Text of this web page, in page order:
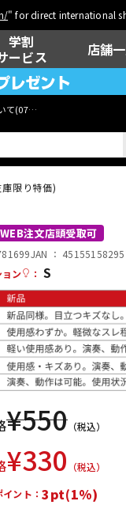
" for direct international
学割
ービス
店舗
て(07月29日
レ
楽器
ディン
限り特価)
WEB注文店頭受取可
JAN ：
ョン
： S
¥550 （税込）
¥330 （税込）
イント：3pt(1%)